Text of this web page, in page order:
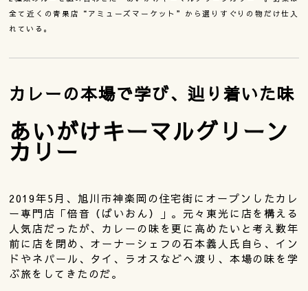
全て近くの青果店“アミューズマーケット”から選りすぐりの物だけ仕入
れている。
カレーの本場で学び、辿り着いた味
あいがけキーマルグリーン
カリー
2019年5月、旭川市神楽岡の住宅街にオープンしたカレ
ー専門店「倍音（ばいおん）」。元々東光に店を構える
人気店だったが、カレーの味を更に高めたいと考え数年
前に店を閉め、オーナーシェフの石本義人氏自ら、イン
ドやネパール、タイ、ラオスなどへ渡り、本場の味を学
ぶ旅をしてきたのだ。